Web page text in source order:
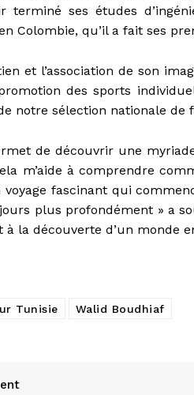
terminé ses études
en Colombie, qu’il a fait ses
et l’association de son
des sports
notre sélection nationale de
de découvrir une
m’aide à comprendre
voyage fascinant qui
plus profondément » a
à la découverte d’un monde
Tunisie Walid Boudhiaf